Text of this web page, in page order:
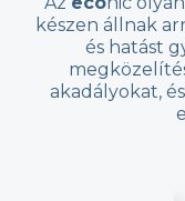
készen állnak
és hatást
akadályokat,